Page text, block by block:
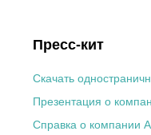
Пресс-кит
Скачать
Презентация о
Справка о компании